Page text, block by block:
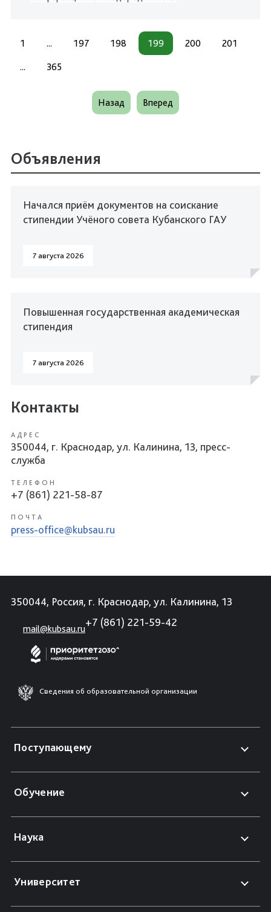
1 ... 197 198 199 200 201
... 365
Назад Вперед
Объявления
Начался приём документов на соискание
стипендии Учёного совета Кубанского ГАУ
7 августа 2026
Повышенная государственная академическая
стипендия
7 августа 2026
Контакты
АДРЕС
350044, г. Краснодар, ул. Калинина, 13, пресс-
служба
ТЕЛЕФОН
+7 (861) 221-58-87
ПОЧТА
press-office@kubsau.ru
350044, Россия, г. Краснодар, ул. Калинина, 13
mail@kubsau.ru
+7 (861) 221-59-42
Сведения об образовательной организации
Поступающему
Обучение
Наука
Университет